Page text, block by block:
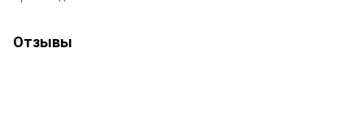
Отзывы